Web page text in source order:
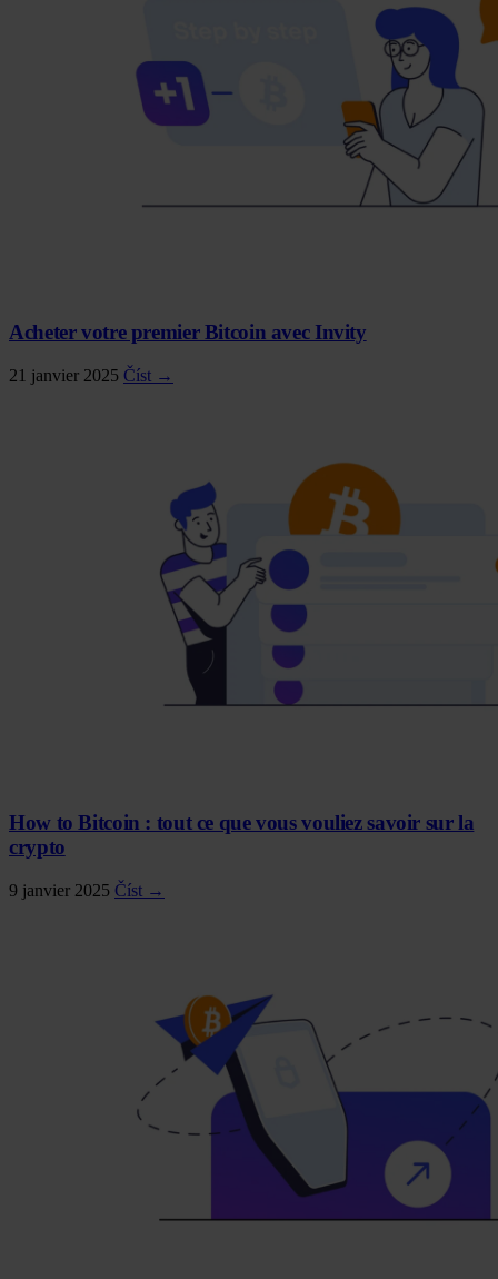
Acheter votre premier Bitcoin avec Invity
21 janvier 2025 Číst →
How to Bitcoin : tout ce que vous vouliez savoir sur la
crypto
9 janvier 2025 Číst →